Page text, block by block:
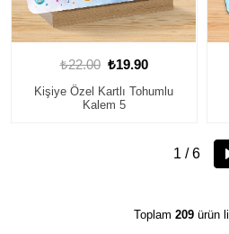
₺22.00 ₺19.90
Kişiye Özel Kartlı Tohumlu
Kalem 5
1 / 6
Toplam 209ürün